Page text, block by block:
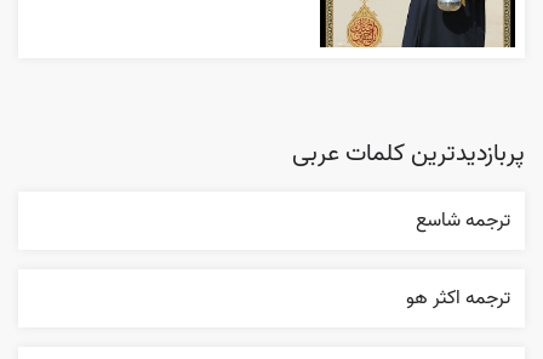
پربازدیدترین کلمات عربی
ترجمه شاسع
ترجمه اکثر هو